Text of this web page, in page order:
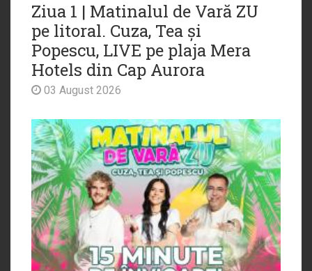
Ziua 1 | Matinalul de Vară ZU
pe litoral. Cuza, Tea și
Popescu, LIVE pe plaja Mera
Hotels din Cap Aurora
03 August 2026